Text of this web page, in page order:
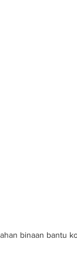
binaan bantu